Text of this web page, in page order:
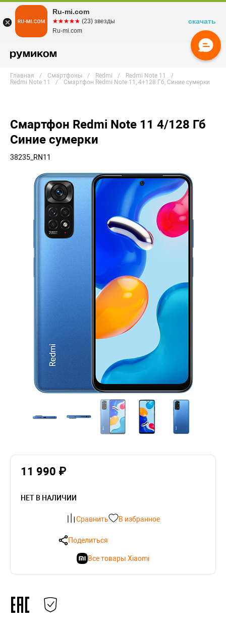
Главная Смартфоны Redmi
Redmi Note 11
Redmi Note 11
Смартфон Redmi Note 11, 4+128 Гб, Синие сумерки
Смартфон Redmi Note 11 4/128 Гб
Синие сумерки
38235_RN11
11 990 ₽
НЕТ В НАЛИЧИИ
Сравнить В избранное
Поделиться
Все товары Xiaomi
Ru-mi.com
☆☆☆☆☆
★★★★★ (23) звезды
Ru-mi.com
скачать